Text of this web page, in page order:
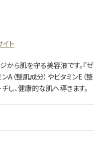
ト
ら肌を守る美容液です。『ゼ
A（整肌成分）やビタミンE（整
し、健康的な肌へ導きます。